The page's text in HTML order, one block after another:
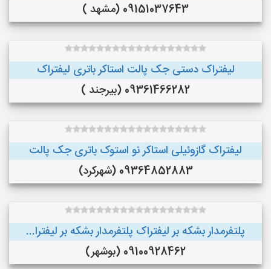
09151037643 (مشهد )
لیفتراک دستی جک پالت استاکر باتری لیفتراک
09361466282 (بیرجند )
لیفتراک گازوئیلی استاکر نو استوک باتری جک پالت
09364852883 (شهرکرد)
پلتفرمدار بشکه بر لیفتراک پلتفرمدار بشکه بر لیفترا...
09100928462 (بوشهر)